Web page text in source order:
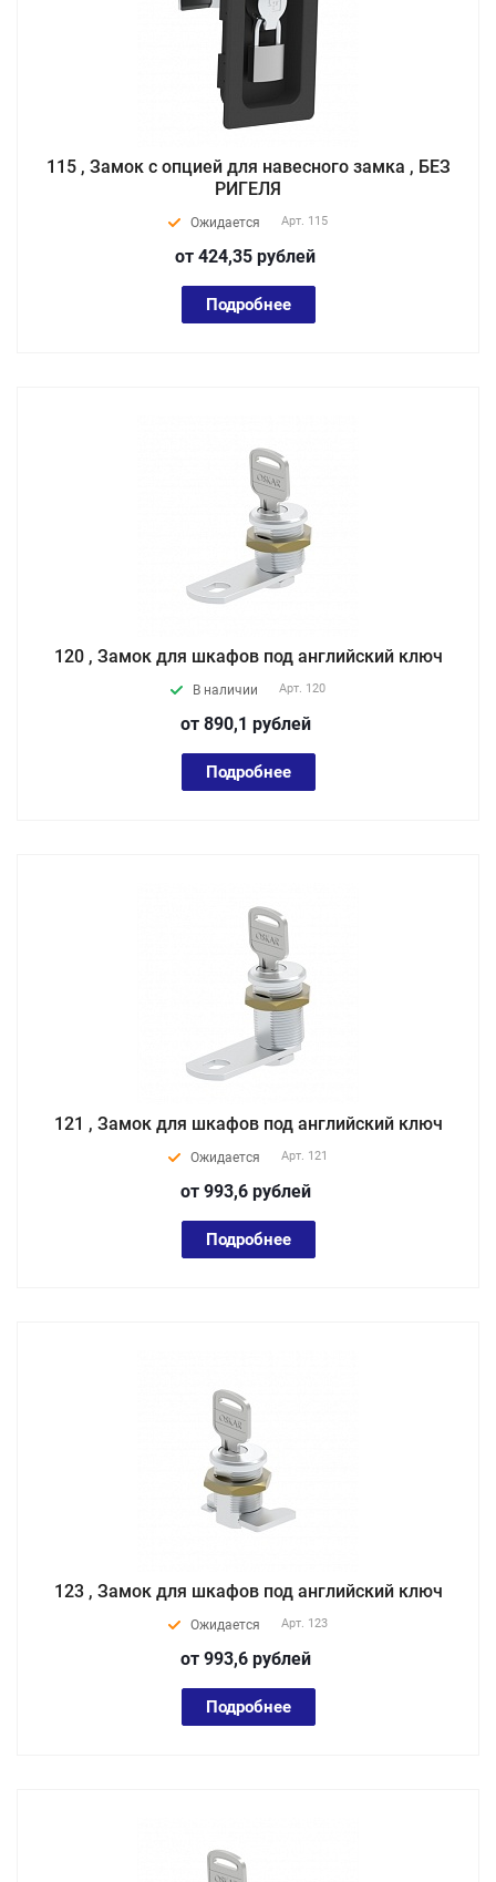
115 , Замок с опцией для навесного замка , БЕЗ
РИГЕЛЯ
Ожидается Арт. 115
от 424,35 рублей
Подробнее
120 , Замок для шкафов под английский ключ
В наличии Арт. 120
от 890,1 рублей
Подробнее
121 , Замок для шкафов под английский ключ
Ожидается Арт. 121
от 993,6 рублей
Подробнее
123 , Замок для шкафов под английский ключ
Ожидается Арт. 123
от 993,6 рублей
Подробнее